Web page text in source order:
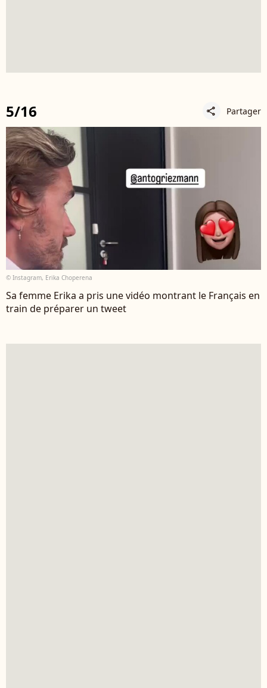
5/16 share Partager
© Instagram, Erika Choperena
Sa femme Erika a pris une vidéo montrant le Français en
train de préparer un tweet